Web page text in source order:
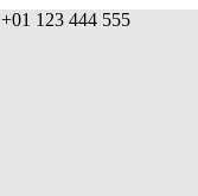
+01 123 444 555